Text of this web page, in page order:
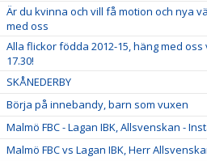
Är du kvinna och vill få motion och nya
med oss
Alla flickor födda 2012-15, häng med
17.30!
SKÅNEDERBY
Börja på innebandy, barn som vuxen
Malmö FBC - Lagan IBK, Allsvenskan -
Malmö FBC vs Lagan IBK, Herr